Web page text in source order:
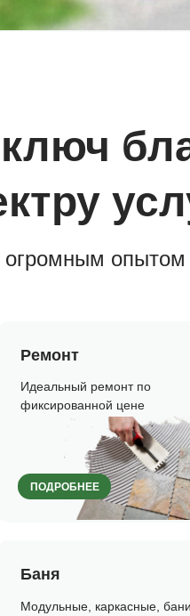
опытом
Ремонт
Идеальный ремонт по
фиксированной цене
Модульные, каркасные,
Баня
ПОДРОБНЕЕ